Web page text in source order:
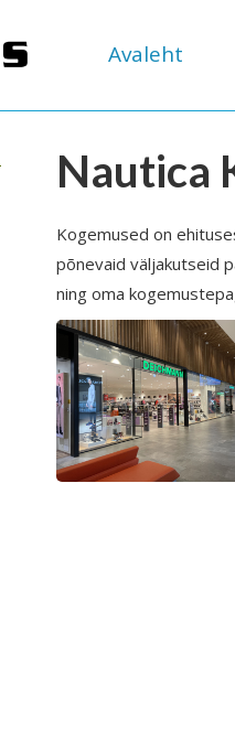
Avaleht
Nautica
Kogemused on
põnevaid väljakutseid
ning oma